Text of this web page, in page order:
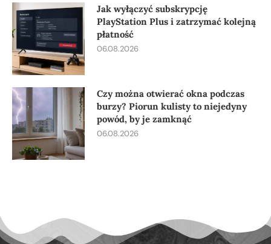
Jak wyłączyć subskrypcję
PlayStation Plus i zatrzymać kolejną
płatność
06.08.2026
Czy można otwierać okna podczas
burzy? Piorun kulisty to niejedyny
powód, by je zamknąć
06.08.2026